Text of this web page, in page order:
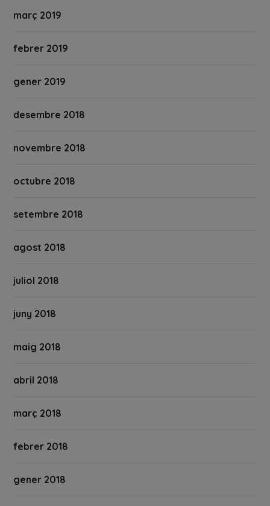
març 2019
febrer 2019
gener 2019
desembre 2018
novembre 2018
octubre 2018
setembre 2018
agost 2018
juliol 2018
juny 2018
maig 2018
abril 2018
març 2018
febrer 2018
gener 2018